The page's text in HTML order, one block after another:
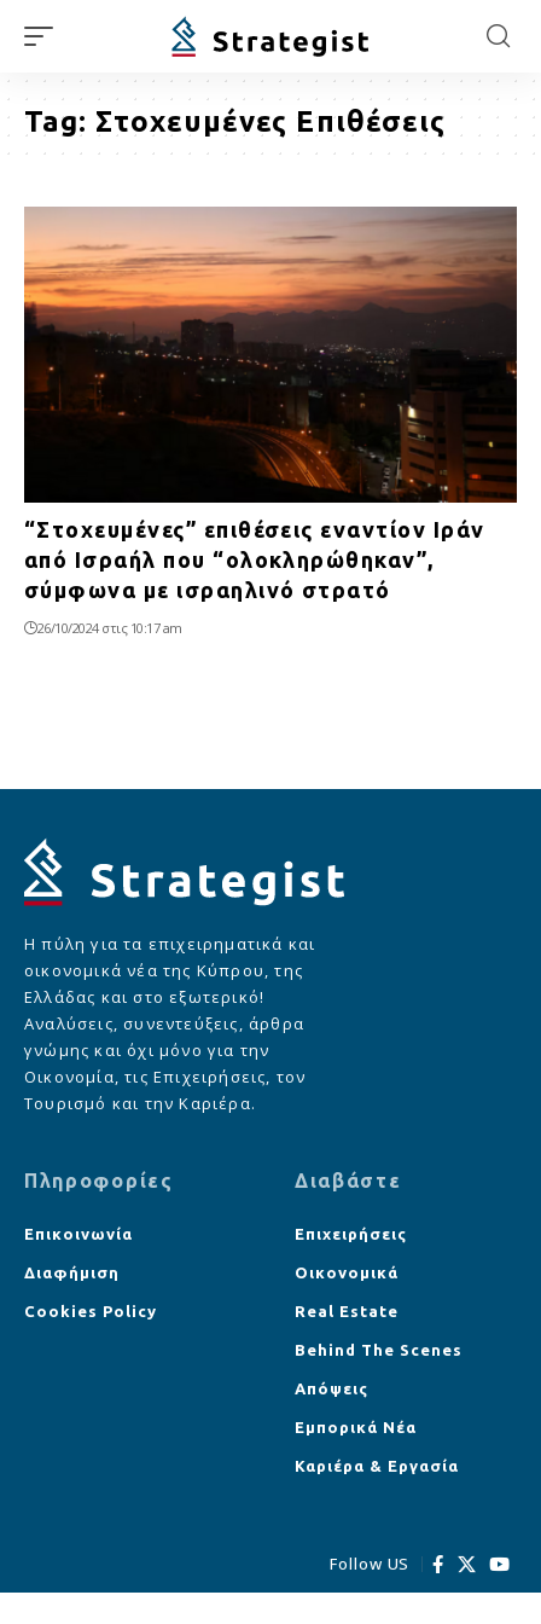
Tag: Στοχευμένες Επιθέσεις
“Στοχευμένες” επιθέσεις εναντίον Ιράν
από Ισραήλ που “ολοκληρώθηκαν”,
σύμφωνα με ισραηλινό στρατό
26/10/2024 στις 10:17 am
Η πύλη για τα επιχειρηματικά και
οικονομικά νέα της Κύπρου, της
Ελλάδας και στο εξωτερικό!
Αναλύσεις, συνεντεύξεις, άρθρα
γνώμης και όχι μόνο για την
Οικονομία, τις Επιχειρήσεις, τον
Τουρισμό και την Καριέρα.
Πληροφορίες
Επικοινωνία
Διαφήμιση
Cookies Policy
Διαβάστε
Επιχειρήσεις
Οικονομικά
Real Estate
Behind The Scenes
Απόψεις
Εμπορικά Νέα
Καριέρα & Εργασία
Follow US